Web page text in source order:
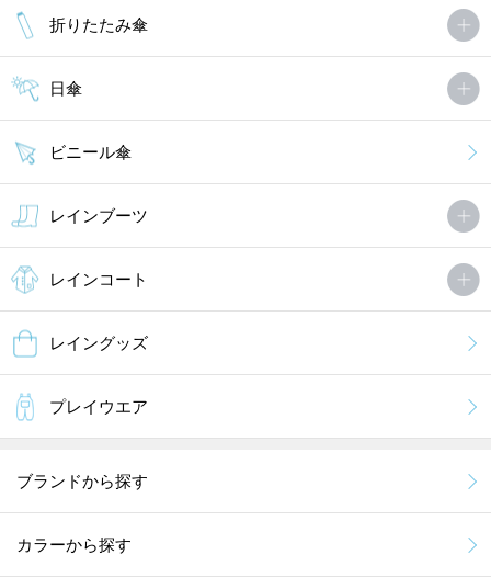
折りたたみ傘
日傘
ビニール傘
レインブーツ
レインコート
レイングッズ
プレイウエア
ブランドから探す
カラーから探す